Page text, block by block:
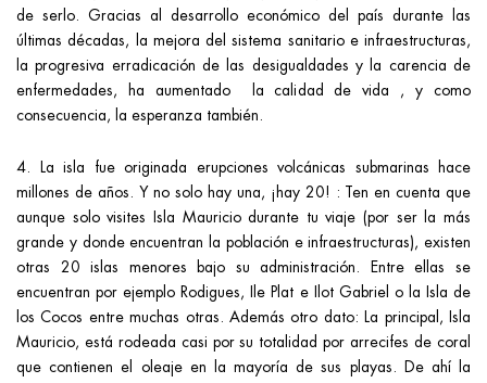
de serlo. Gracias al desarrollo económico del país durante las
últimas décadas, la mejora del sistema sanitario e infraestructuras,
la progresiva erradicación de las desigualdades y la carencia de
enfermedades, ha aumentado la calidad de vida , y como
consecuencia, la esperanza también.
4. La isla fue originada erupciones volcánicas submarinas hace
millones de años. Y no solo hay una, ¡hay 20! : Ten en cuenta que
aunque solo visites Isla Mauricio durante tu viaje (por ser la más
grande y donde encuentran la población e infraestructuras), existen
otras 20 islas menores bajo su administración. Entre ellas se
encuentran por ejemplo Rodigues, Ile Plat e Ilot Gabriel o la Isla de
los Cocos entre muchas otras. Además otro dato: La principal, Isla
Mauricio, está rodeada casi por su totalidad por arrecifes de coral
que contienen el oleaje en la mayoría de sus playas. De ahí la